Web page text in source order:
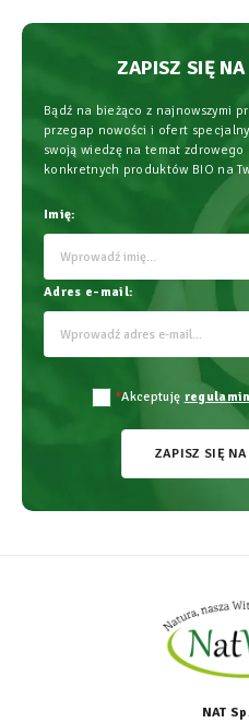
ZAPISZ SIĘ
Bądź na bieżąco z najnowszymi
przegap nowości i ofert
swoją wiedzę na temat zdrowego
konkretnych produktów BIO na
Imię:
Adres e-mail:
*Akceptuję regulamin
ZAPISZ SIĘ NA
NAT